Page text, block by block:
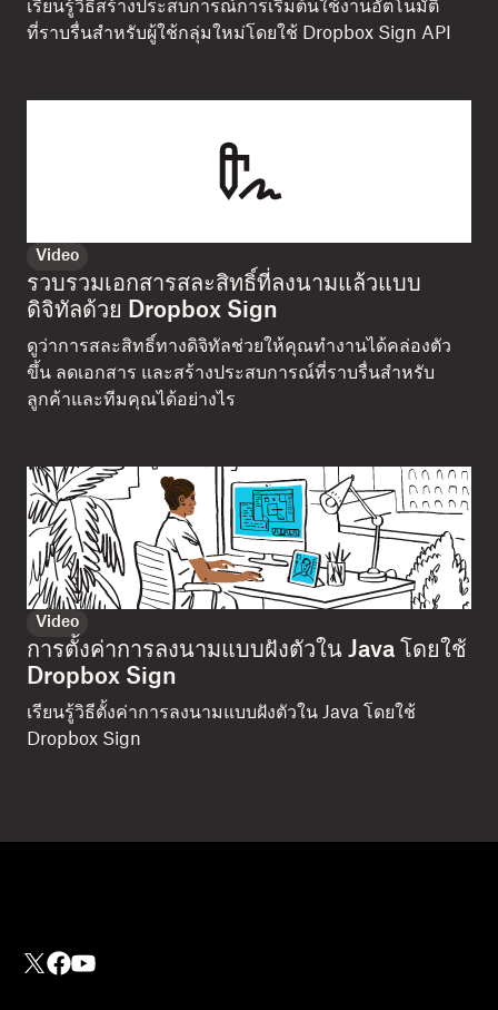
เรียนรู้วิธีสร้างประสบการณ์การเริ่มต้นใช้งานอัตโนมัติ
ที่ราบรื่นสำหรับผู้ใช้กลุ่มใหม่โดยใช้ Dropbox Sign API
Video
รวบรวมเอกสารสละสิทธิ์ที่ลงนามแล้วแบบ
ดิจิทัลด้วย Dropbox Sign
ดูว่าการสละสิทธิ์ทางดิจิทัลช่วยให้คุณทำงานได้คล่องตัว
ขึ้น ลดเอกสาร และสร้างประสบการณ์ที่ราบรื่นสำหรับ
ลูกค้าและทีมคุณได้อย่างไร
Video
การตั้งค่าการลงนามแบบฝังตัวใน Java โดยใช้
Dropbox Sign
เรียนรู้วิธีตั้งค่าการลงนามแบบฝังตัวใน Java โดยใช้
Dropbox Sign